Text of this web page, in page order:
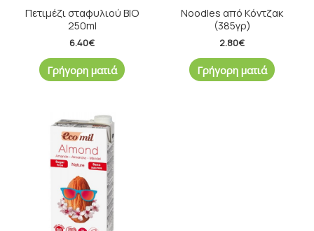
Πετιμέζι σταφυλιού ΒΙΟ
250ml
6.40€
Γρήγορη ματιά
Noodles από Κόντζακ
(385γρ)
2.80€
Γρήγορη ματιά